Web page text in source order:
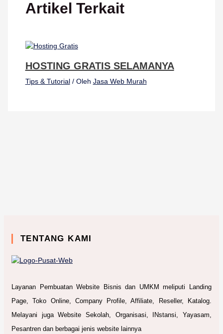
Artikel Terkait
HOSTING GRATIS SELAMANYA
Tips & Tutorial/ Oleh Jasa Web Murah
TENTANG KAMI
Layanan Pembuatan Website Bisnis dan UMKM meliputi Landing
Page, Toko Online, Company Profile, Affiliate, Reseller, Katalog.
Melayani juga Website Sekolah, Organisasi, INstansi, Yayasam,
Pesantren dan berbagai jenis website lainnya